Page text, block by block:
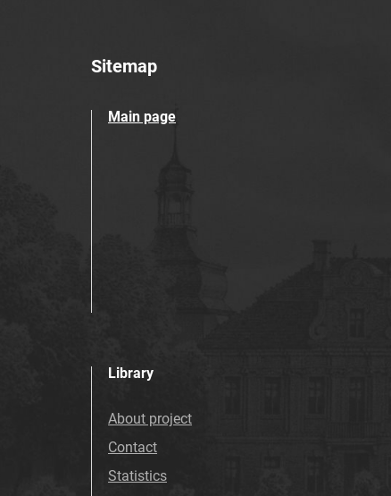
Sitemap
Main page
Library
About project
Contact
Statistics